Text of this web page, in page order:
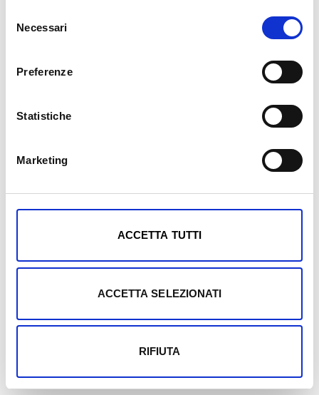
delNecessari
Preferenze
Statistiche
Marketing
ACCETTA TUTTI
ACCETTA SELEZIONATI
RIFIUTA